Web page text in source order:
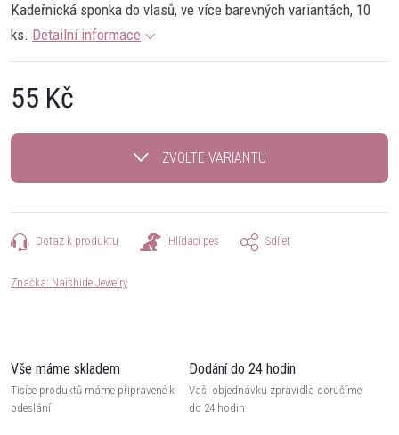
Kadeřnická sponka do vlasů, ve více barevných variantách, 10
ks. Detailní informace
55 Kč
cena:
ZVOLTE VARIANTU
Dotaz k produktu Hlídací pes Sdílet
Značka: Naishide Jewelry
Vše máme skladem
Tisíce produktů máme připravené k
odeslání
Dodání do 24 hodin
Vaši objednávku zpravidla doručíme
do 24 hodin